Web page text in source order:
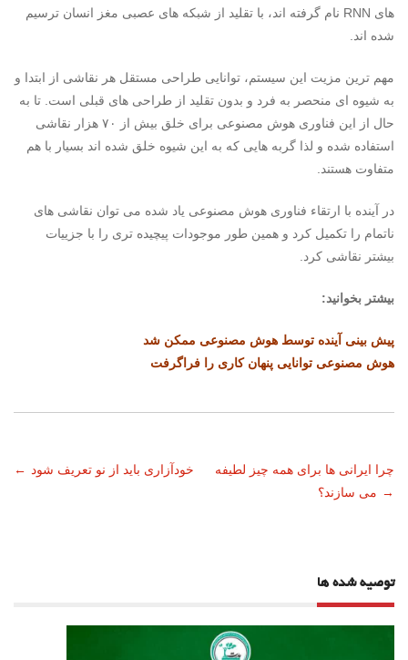
های RNN نام گرفته اند، با تقلید از شبکه های عصبی مغز انسان ترسیم
شده اند.
مهم ترین مزیت این سیستم، توانایی طراحی مستقل هر نقاشی از ابتدا و
به شیوه ای منحصر به فرد و بدون تقلید از طراحی های قبلی است. تا به
حال از این فناوری هوش مصنوعی برای خلق بیش از ۷۰ هزار نقاشی
استفاده شده و لذا گربه هایی که به این شیوه خلق شده اند بسیار با هم
متفاوت هستند.
در آینده با ارتقاء فناوری هوش مصنوعی یاد شده می توان نقاشی های
ناتمام را تکمیل کرد و همین طور موجودات پیچیده تری را با جزییات
بیشتر نقاشی کرد.
بیشتر بخوانید:
پیش بینی آینده توسط هوش مصنوعی ممکن شد
هوش مصنوعی توانایی پنهان کاری را فراگرفت
ناوبری
نوشته
← خودآزاری باید از نو تعریف شود
چرا ایرانی ها برای همه چیز لطیفه
می سازند؟ →
توصیه شده ها